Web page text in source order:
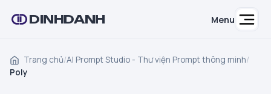
DINHDANH Menu
Trang chủ/AI Prompt Studio - Thư viện Prompt thông minh/
Poly